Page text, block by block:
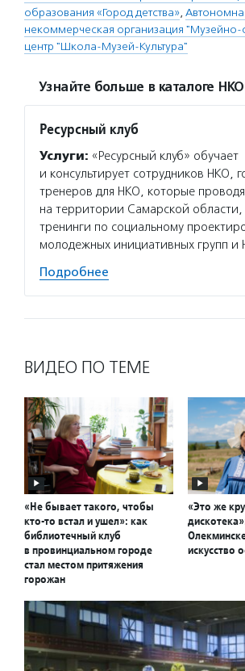
образования «Город детства»,
некоммерческая организация
центр "Школа-Музей-Культура"
Узнайте больше в каталоге НКО
Ресурсный клуб
Услуги: «Ресурсный клуб» обучает
и консультирует сотрудников НКО,
тренеров для НКО, которые
на территории Самарской
тренинги по социальному
молодежных инициативных групп и
Подробнее
ВИДЕО ПО ТЕМЕ
«Не бывает такого, чтобы
кто-то встал и ушел»: как
библиотечный клуб
в провинциальном городе
стал местом притяжения
горожан
«Это же
искусство